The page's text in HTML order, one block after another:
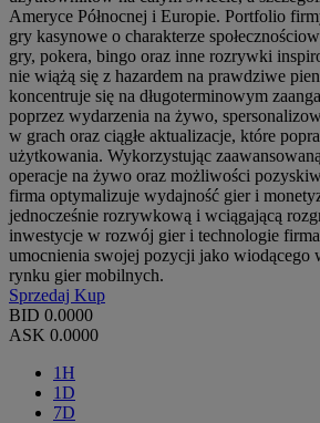
Ameryce Północnej i Europie. Portfolio
gry kasynowe o charakterze
gry, pokera, bingo oraz inne rozrywki
nie wiążą się z hazardem na prawdziwe
koncentruje się na długoterminowym
poprzez wydarzenia na żywo,
w grach oraz ciągłe aktualizacje, które
użytkowania. Wykorzystując
operacje na żywo oraz możliwości
firma optymalizuje wydajność gier i
jednocześnie rozrywkową i wciągającą
inwestycje w rozwój gier i technologie
umocnienia swojej pozycji jako wiodącego
rynku gier mobilnych.
Sprzedaj Kup
BID 0.0000
ASK 0.0000
1H
1D
7D